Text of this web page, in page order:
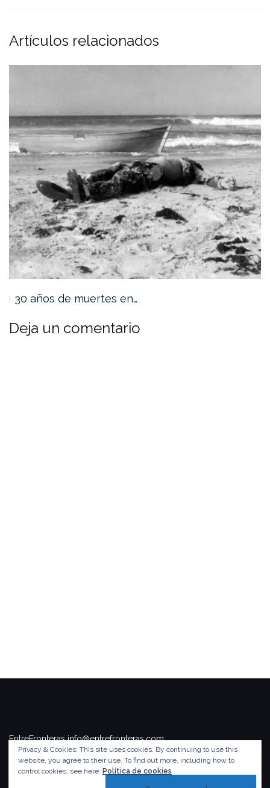
Artículos relacionados
30 años de muertes en…
Deja un comentario
EntreFronteras info@entrefronteras.com
Tema deColorlib . Funciona conWordPress.
Privacy & Cookies: This site uses cookies. By continuing to use this
website, you agree to their use. To find out more, including how to
control cookies, see here: Política de cookies